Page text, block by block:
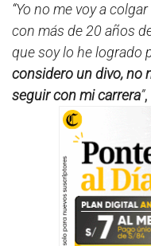
“Yo no me voy a
con más de 20 años
que soy lo he logrado
considero un divo, no
seguir con mi carrera”